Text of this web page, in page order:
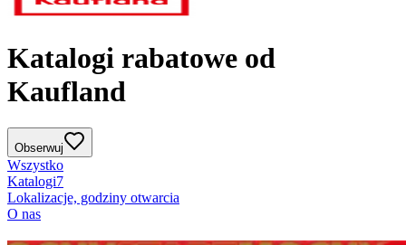
Katalogi rabatowe od
Kaufland
Obserwuj
Wszystko
Katalogi7
Lokalizacje, godziny otwarcia
O nas